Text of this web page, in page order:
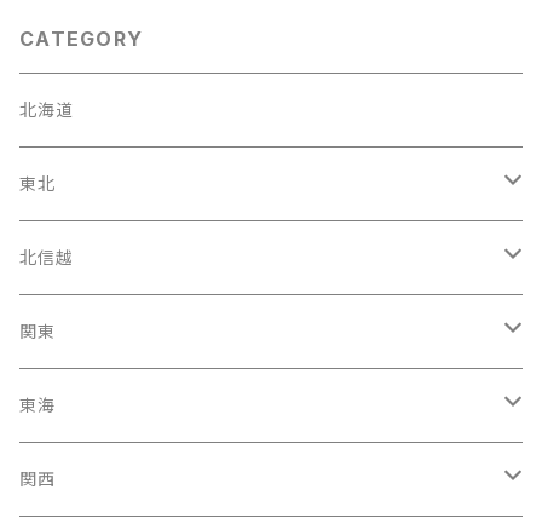
CATEGORY
北海道
東北
宮城県
岩手県
福島県
青森県
北信越
石川県
富山駅
新潟県
関東
東京都
神奈川県
東海
愛知県
関西